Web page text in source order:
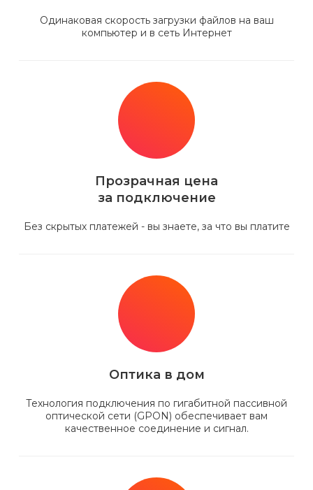
Одинаковая скорость загрузки файлов на ваш
компьютер и в сеть Интернет
Прозрачная цена
за подключение
Без скрытых платежей - вы знаете, за что вы платите
Оптика в дом
Технология подключения по гигабитной пассивной
оптической сети (GPON) обеспечивает вам
качественное соединение и сигнал.